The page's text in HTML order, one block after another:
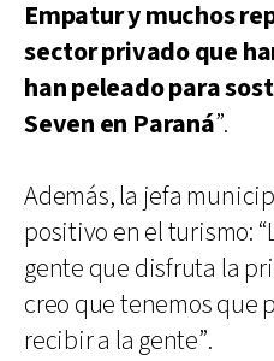
Empatur y muchos
sector privado que
han peleado para
Seven en Paraná”.
Además, la jefa
positivo en el turismo:
gente que disfruta la
creo que tenemos que
recibir a la gente”.